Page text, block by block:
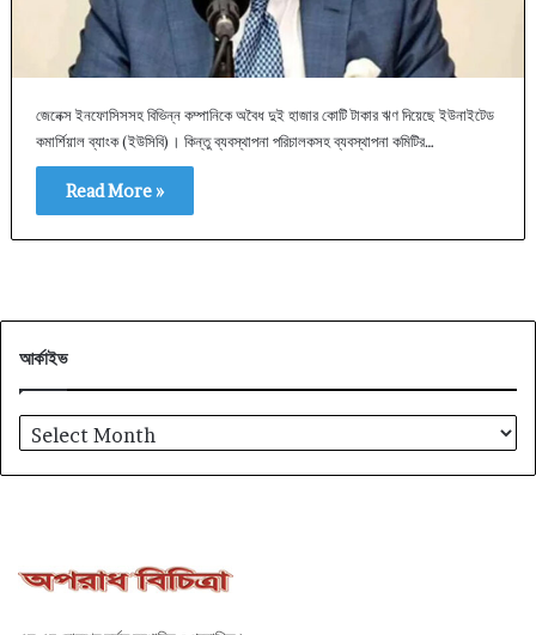
জেনেক্স ইনফোসিসসহ বিভিন্ন কম্পানিকে অবৈধ দুই হাজার কোটি টাকার ঋণ দিয়েছে ইউনাইটেড
কমার্শিয়াল ব্যাংক (ইউসিবি)। কিন্তু ব্যবস্থাপনা পরিচালকসহ ব্যবস্থাপনা কমিটির…
Read More »
আর্কাইভ
আর্কাইভ